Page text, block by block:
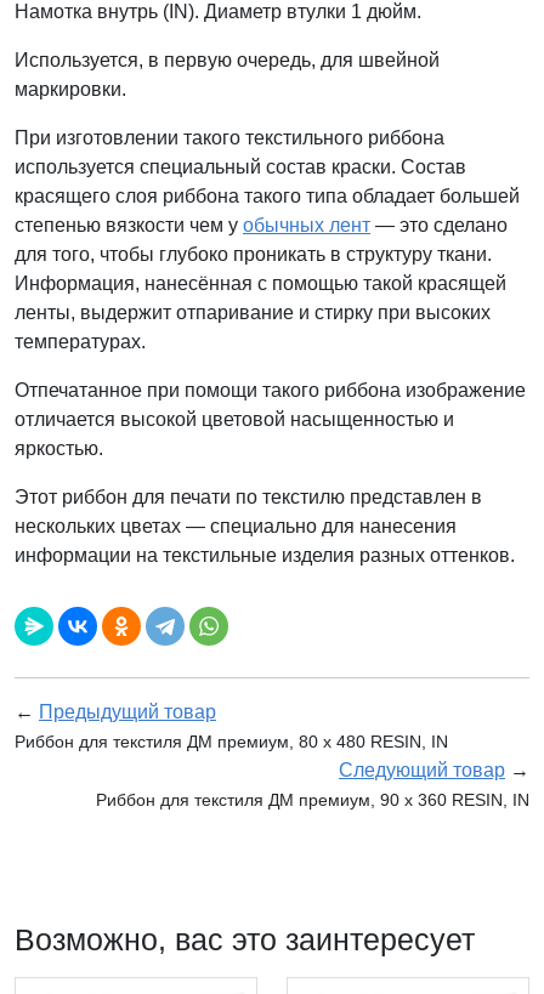
Намотка внутрь (IN). Диаметр втулки 1 дюйм.
Используется, в первую очередь, для швейной
маркировки.
При изготовлении такого текстильного риббона
используется специальный состав краски. Состав
красящего слоя риббона такого типа обладает большей
степенью вязкости чем у обычных лент — это сделано
для того, чтобы глубоко проникать в структуру ткани.
Информация, нанесённая с помощью такой красящей
ленты, выдержит отпаривание и стирку при высоких
температурах.
Отпечатанное при помощи такого риббона изображение
отличается высокой цветовой насыщенностью и
яркостью.
Этот риббон для печати по текстилю представлен в
нескольких цветах — специально для нанесения
информации на текстильные изделия разных оттенков.
← Предыдущий товар
Риббон для текстиля ДМ премиум, 80 х 480 RESIN, IN
Следующий товар →
Риббон для текстиля ДМ премиум, 90 x 360 RESIN, IN
Возможно, вас это заинтересует